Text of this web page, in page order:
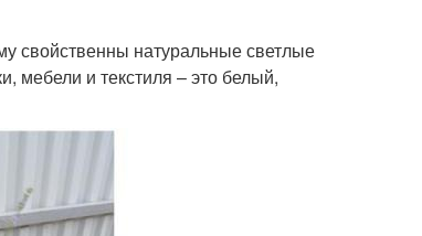
свойственны натуральные светлые
мебели и текстиля – это белый,